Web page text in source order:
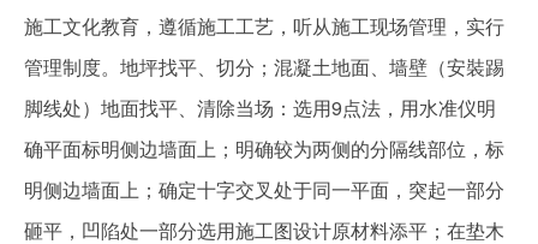
施工文化教育，遵循施工工艺，听从施工现场管理，实行
管理制度。地坪找平、切分；混凝土地面、墙壁（安裝踢
脚线处）地面找平、清除当场：选用9点法，用水准仪明
确平面标明侧边墙面上；明确较为两侧的分隔线部位，标
明侧边墙面上；确定十字交叉处于同一平面，突起一部分
砸平，凹陷处一部分选用施工图设计原材料添平；在垫木